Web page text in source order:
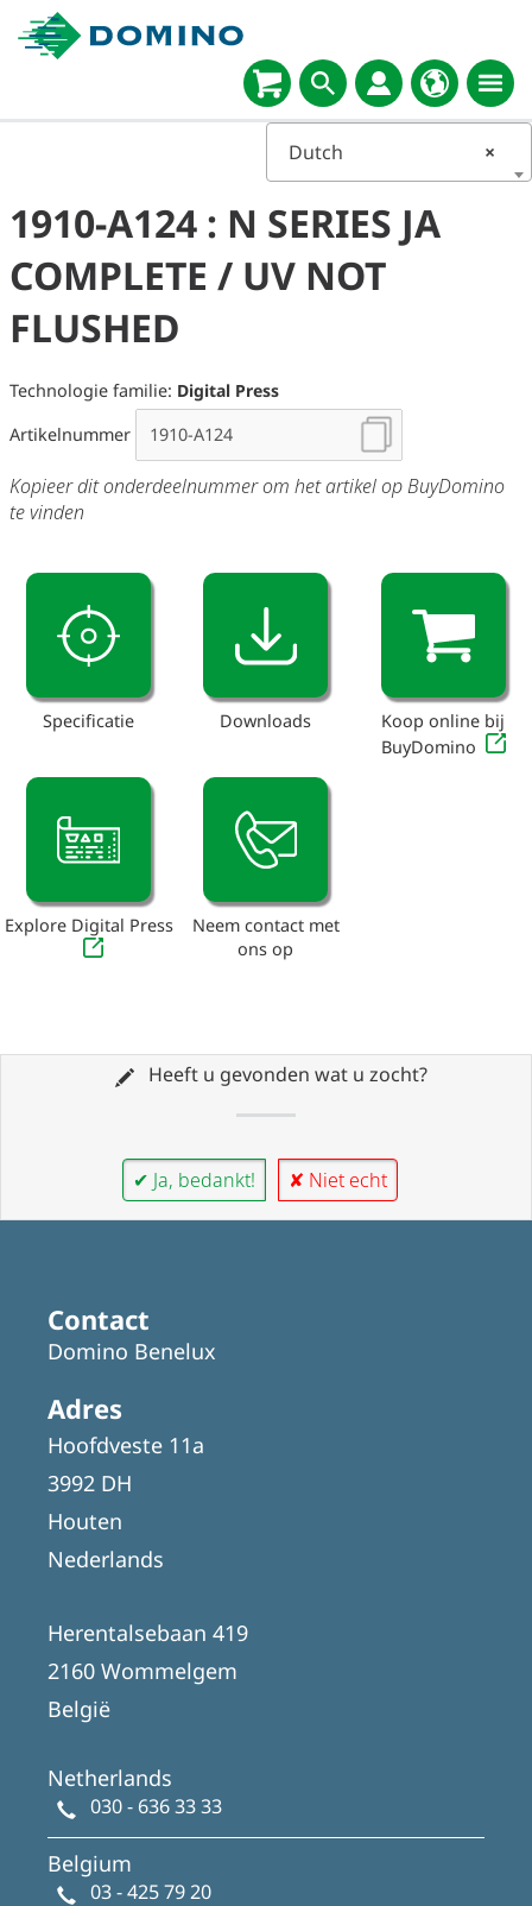
×
Dutch
1910-A124 : N SERIES JA
COMPLETE / UV NOT
FLUSHED
Technologie familie: Digital Press
Artikelnummer
Kopieer dit onderdeelnummer om het artikel op BuyDomino
te vinden
Specificatie Downloads
Koop online bij
BuyDomino
Explore Digital Press
Neem contact met
ons op
Heeft u gevonden wat u zocht?
✔ Ja, bedankt! ✘ Niet echt
Contact
Domino Benelux
Adres
Hoofdveste 11a
3992 DH
Houten
Nederlands
Herentalsebaan 419
2160 Wommelgem
België
Netherlands
030 - 636 33 33
Belgium
03 - 425 79 20